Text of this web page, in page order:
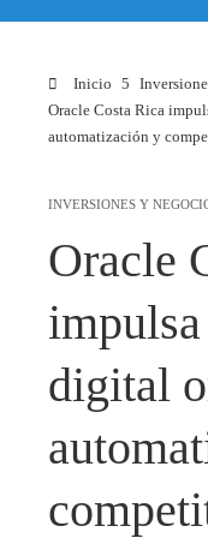
Inicio
Oracle Costa Rica
automatización y
INVERSIONES Y
Oracle
digital